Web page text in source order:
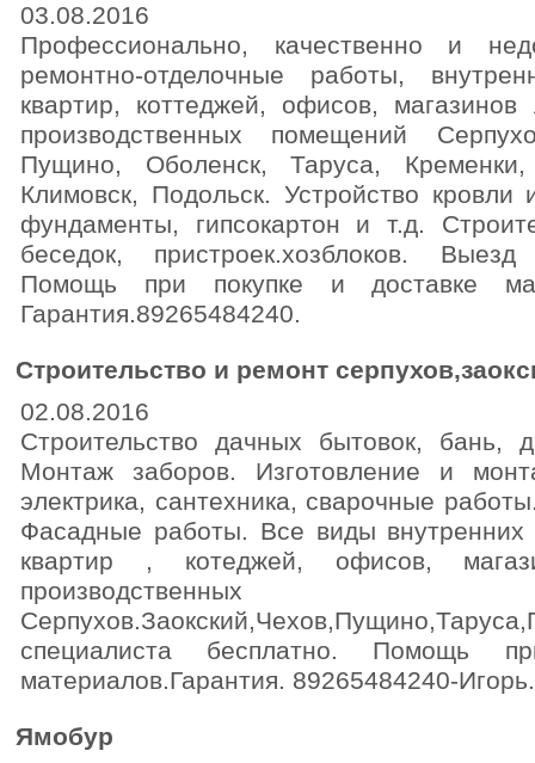
03.08.2016
Профессионально, качественно и
ремонтно-отделочные работы,
квартир, коттеджей, офисов,
производственных помещений
Пущино, Оболенск, Таруса,
Климовск, Подольск. Устройство
фундаменты, гипсокартон и т.д.
беседок, пристроек.хозблоков.
Помощь при покупке и доставке
Гарантия.89265484240.
Строительство и ремонт
02.08.2016
Строительство дачных бытовок, бань,
Монтаж заборов. Изготовление и
электрика, сантехника, сварочные
Фасадные работы. Все виды внутренних
квартир , котеджей, офисов,
специалиста бесплатно. Помощь
материалов.Гарантия. 89265484240-Игорь.
Ямобур